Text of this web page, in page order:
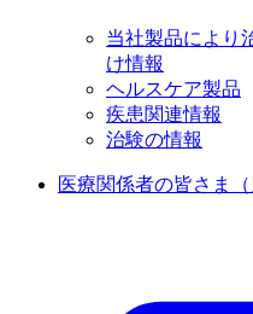
当社製品により
け情報
ヘルスケア製品
疾患関連情報
治験の情報
医療関係者の皆さま